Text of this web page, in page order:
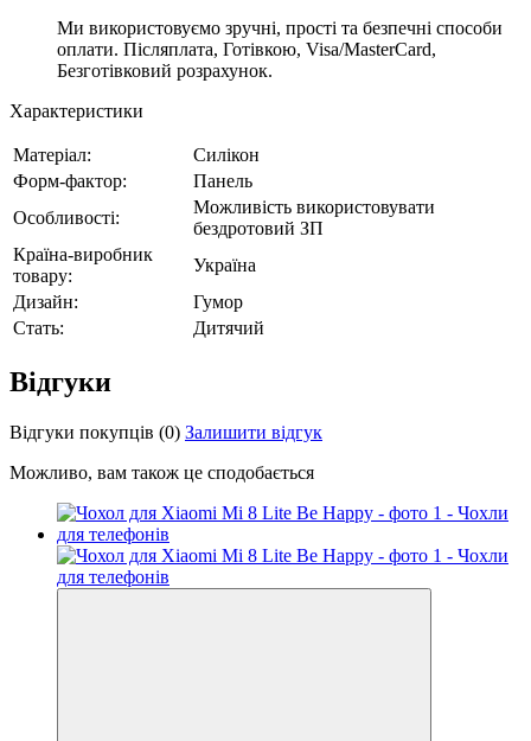
Ми використовуємо зручні, прості та безпечні способи
оплати. Післяплата, Готівкою, Visa/MasterCard,
Безготівковий розрахунок.
Характеристики
Матеріал:
Силікон
Форм-фактор:
Панель
Особливості:
Можливість використовувати
бездротовий ЗП
Країна-виробник
товару:
Україна
Дизайн:
Гумор
Стать:
Дитячий
Відгуки
Відгуки покупців (0) Залишити відгук
Можливо, вам також це сподобається